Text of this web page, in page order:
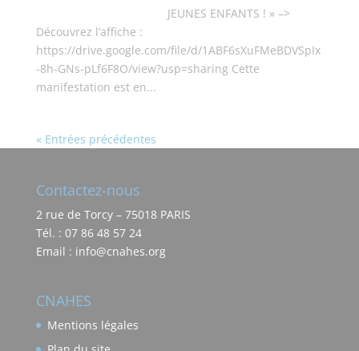
JEUNES ENFANTS ! » –>
Découvrez l’affiche :
https://drive.google.com/file/d/1ABF6sXuFMeBDVSpIx
-8h-GNs-pLf6F8O/view?usp=sharing Cette
manifestation est en...
« Entrées précédentes
Contactez-nous
2 rue de Torcy – 75018 PARIS
Tél. : 07 86 48 57 24
Email : info@cnahes.org
CNAHES
Mentions légales